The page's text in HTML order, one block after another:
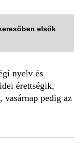
elsők
nyelv és
érettségik,
vasárnap pedig az